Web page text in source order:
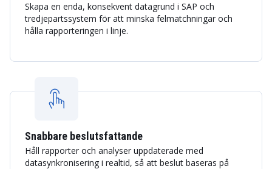
Skapa en enda, konsekvent datagrund i SAP och
tredjepartssystem för att minska felmatchningar och
hålla rapporteringen i linje.
Snabbare beslutsfattande
Håll rapporter och analyser uppdaterade med
datasynkronisering i realtid, så att beslut baseras på